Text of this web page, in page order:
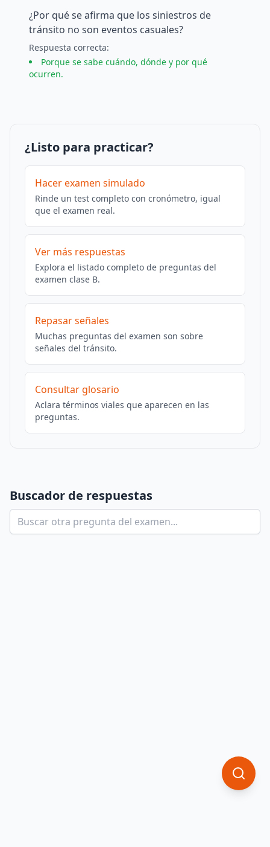
¿Por qué se afirma que los siniestros de
tránsito no son eventos casuales?
Respuesta correcta:
Porque se sabe cuándo, dónde y por qué
ocurren.
¿Listo para practicar?
Hacer examen simulado
Rinde un test completo con cronómetro, igual
que el examen real.
Ver más respuestas
Explora el listado completo de preguntas del
examen clase B.
Repasar señales
Muchas preguntas del examen son sobre
señales del tránsito.
Consultar glosario
Aclara términos viales que aparecen en las
preguntas.
Buscador de respuestas